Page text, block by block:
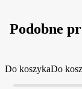
Podobne
Do koszykaDo